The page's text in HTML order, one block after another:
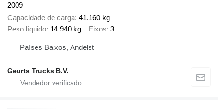
2009
Capacidade de carga 41.160 kg
Peso líquido 14.940 kg Eixos 3
Países Baixos, Andelst
Geurts Trucks B.V.